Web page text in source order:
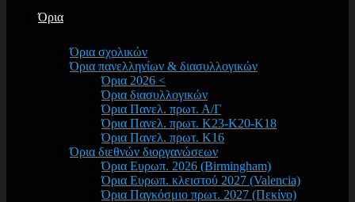
Όρια
Όρια σχολικών
Όρια πανελληνίων & διασυλλογικών
Όρια 2026 <
Όρια διασυλλογικών
Όρια Πανελ. πρωτ. Α/Γ
Όρια Πανελ. πρωτ. Κ23-Κ20-Κ18
Όρια Πανελ. πρωτ. Κ16
Όρια διεθνών διοργανώσεων
Όρια Ευρωπ. 2026 (Birmingham)
Όρια Ευρωπ. κλειστού 2027 (Valencia)
Όρια Παγκόσμιο πρωτ. 2027 (Πεκίνο)